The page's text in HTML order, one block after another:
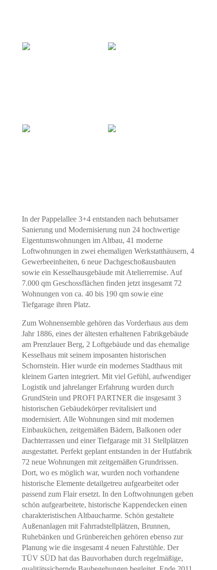
In der Pappelallee 3+4 entstanden nach behutsamer
Sanierung und Modernisierung nun 24 hochwertige
Eigentumswohnungen im Altbau, 41 moderne
Loftwohnungen in zwei ehemaligen Werkstatthäusern, 4
Gewerbeeinheiten, 6 neue Dachgeschoßausbauten
sowie ein Kesselhausgebäude mit Atelierremise. Auf
7.000 qm Geschossflächen finden jetzt insgesamt 72
Wohnungen von ca. 40 bis 190 qm sowie eine
Tiefgarage ihren Platz.
Zum Wohnensemble gehören das Vorderhaus aus dem
Jahr 1886, eines der ältesten erhaltenen Fabrikgebäude
am Prenzlauer Berg, 2 Loftgebäude und das ehemalige
Kesselhaus mit seinem imposanten historischen
Schornstein. Hier wurde ein modernes Stadthaus mit
kleinem Garten integriert. Mit viel Gefühl, aufwendiger
Logistik und jahrelanger Erfahrung wurden durch
GrundStein und PROFI PARTNER die insgesamt 3
historischen Gebäudekörper revitalisiert und
modernisiert. Alle Wohnungen sind mit modernen
Einbauküchen, zeitgemäßen Bädern, Balkonen oder
Dachterrassen und einer Tiefgarage mit 31 Stellplätzen
ausgestattet. Perfekt geplant entstanden in der Hutfabrik
72 neue Wohnungen mit zeitgemäßen Grundrissen.
Dort, wo es möglich war, wurden noch vorhandene
historische Elemente detailgetreu aufgearbeitet oder
passend zum Flair ersetzt. In den Loftwohnungen geben
schön aufgearbeitete, historische Kappendecken einen
charakteristischen Altbaucharme. Schön gestaltete
Außenanlagen mit Fahrradstellplätzen, Brunnen,
Ruhebänken und Grünbereichen gehören ebenso zur
Planung wie die insgesamt 4 neuen Fahrstühle. Der
TÜV SÜD hat das Bauvorhaben durch regelmäßige,